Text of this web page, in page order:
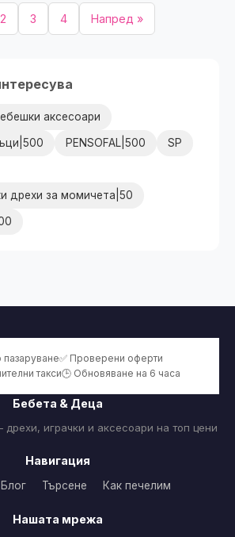
2 3 4 Напред »
аксесоари
PENSOFAL|500 SP
дрехи за момичета|50
пазаруване✅ Проверени оферти
такси🕒 Обновяване на 6 часа
Бебета & Деца
играчки и аксесоари на топ цени
Навигация
Блог Търсене Как печелим
Нашата мрежа